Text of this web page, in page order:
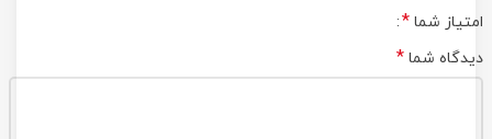
امتیاز شما *
دیدگاه شما *